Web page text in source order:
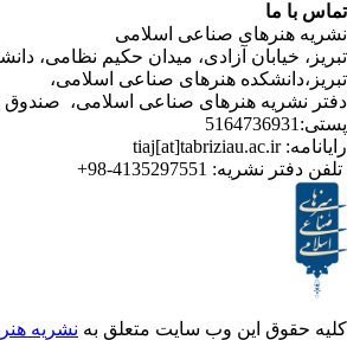
صناعی اسلامی
آزادی، میدان حکیم نظامی، دانشگاه هنر
هنرهای صناعی اسلامی،
نشریه:4135297551-98+
این وب سایت متعلق بهنشریه هنرهای